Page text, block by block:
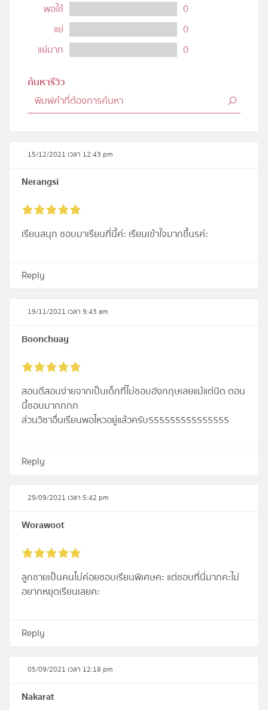
พอใช้
0
แย่
0
แย่มาก
0
ค้นหารีวิว
15/12/2021 เวลา 12:43 pm
Nerangsi
เรียนสนุก ชอบมาเรียนที่นี้ค่ะ เรียนเข้าใจมากขึ้นรค่ะ
Reply
19/11/2021 เวลา 9:43 am
Boonchuay
สอนดีสอนง่ายจากเป็นเด็กที่ไม่ชอบอังกฤษเลยแม้แต่นิด ตอน
นี้ชอบมากกกก
ส่วนวิชาอื่นเรียนพอไหวอยู่แล้วครับ555555555555555
Reply
29/09/2021 เวลา 5:42 pm
Worawoot
ลูกชายเป็นคนไม่ค่อยชอบเรียนพิเศษคะ แต่ชอบที่นี่มากคะไม่
อยากหยุดเรียนเลยคะ
Reply
05/09/2021 เวลา 12:18 pm
Nakarat